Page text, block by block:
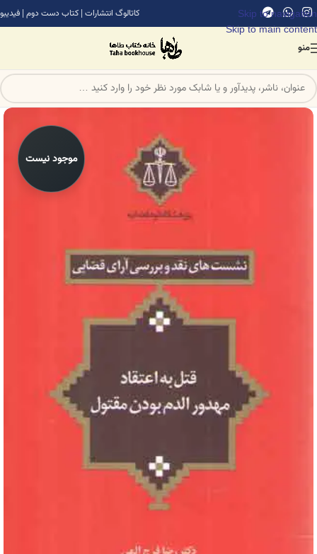
Skip to navigation
Skip to main content
کاتالوگ انتشارات | کتاب دست دوم | فیدیبو
منو
موجود نیست